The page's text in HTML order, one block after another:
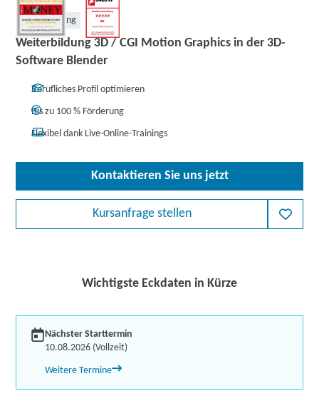
Weiterbildung
Weiterbildung 3D / CGI Motion Graphics in der 3D-
Software Blender
Berufliches Profil optimieren
Bis zu 100 % Förderung
Flexibel dank Live-Online-Trainings
Kontaktieren Sie uns jetzt
Kursanfrage stellen
Wichtigste Eckdaten in Kürze
Nächster Starttermin
10.08.2026 (Vollzeit)
Weitere Termine